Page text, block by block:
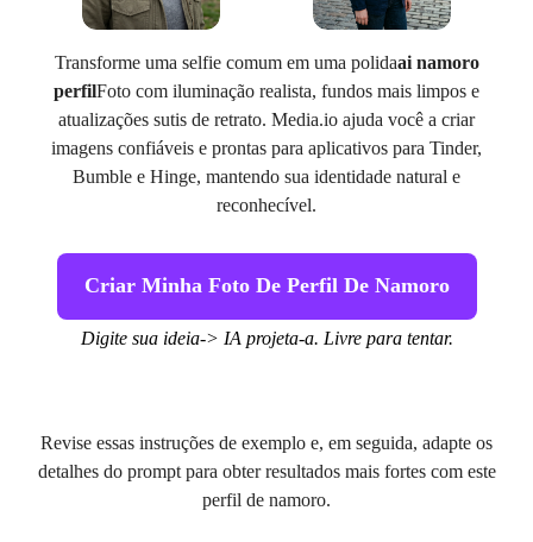
Transforme uma selfie comum em uma polidaai namoro
perfilFoto com iluminação realista, fundos mais limpos e
atualizações sutis de retrato. Media.io ajuda você a criar
imagens confiáveis e prontas para aplicativos para Tinder,
Bumble e Hinge, mantendo sua identidade natural e
reconhecível.
Criar Minha Foto De Perfil De Namoro
Digite sua ideia-> IA projeta-a. Livre para tentar.
Revise essas instruções de exemplo e, em seguida, adapte os
detalhes do prompt para obter resultados mais fortes com este
perfil de namoro.